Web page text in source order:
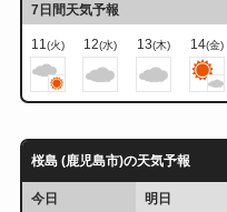
7日間天気予報
11(火) 12(水) 13(木) 14(金)
桜島 (鹿児島市)の天気予報
今日
明日